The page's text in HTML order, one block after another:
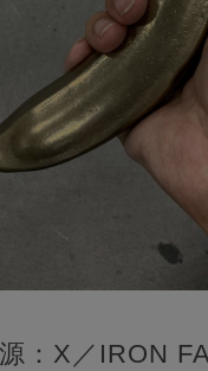
源：X／IRON